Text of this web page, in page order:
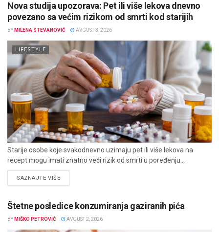
Nova studija upozorava: Pet ili više lekova dnevno
povezano sa većim rizikom od smrti kod starijih
BY MILENA STEVANOVIĆ AVGUST 3, 2026
LIFESTYLE
Starije osobe koje svakodnevno uzimaju pet ili više lekova na
recept mogu imati znatno veći rizik od smrti u poređenju...
SAZNAJTE VIŠEDETAILS
Štetne posledice konzumiranja gaziranih pića
BY MIŠKO PETROVIĆ AVGUST 2, 2026